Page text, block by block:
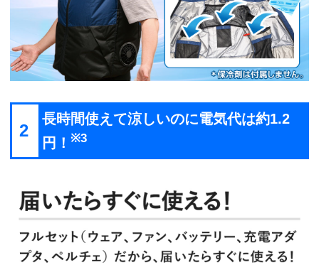
2
長時間使えて涼しいのに電気代は約1.2
円！※3